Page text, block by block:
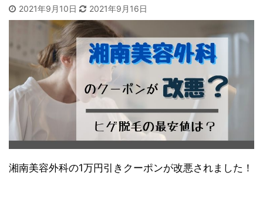
2021年9月10日 2021年9月16日
湘南美容外科の1万円引きクーポンが改悪されました！